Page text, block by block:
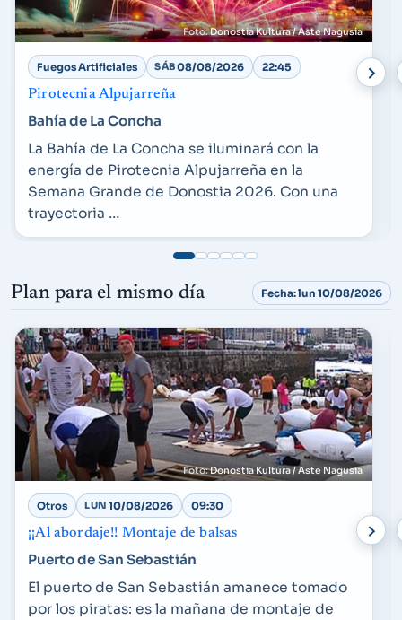
Donostia Kultura / Aste Nagusia
Fuegos Artificiales SÁB08/08/2026 22:45
Pirotecnia Alpujarreña
Bahía de La Concha
La Bahía de La Concha se iluminará con la
energía de Pirotecnia Alpujarreña en la
Semana Grande de Donostia 2026. Con una
trayectoria …
Plan para el mismo día Fecha: lun 10/08/2026
Donostia Kultura / Aste Nagusia
Otros LUN 10/08/2026 09:30
¡¡Al abordaje!! Montaje de balsas
Puerto de San Sebastián
El puerto de San Sebastián amanece tomado
por los piratas: es la mañana de montaje de